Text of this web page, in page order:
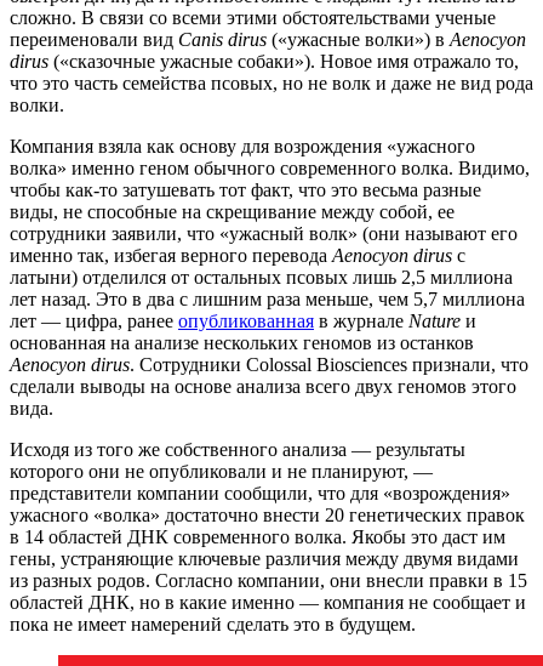
сложно. В связи со всеми этими обстоятельствами ученые
переименовали вид Canis dirus («ужасные волки») вAenocyon
dirus («сказочные ужасные собаки»). Новое имя отражало то,
что это часть семейства псовых, но не волк и даже не вид рода
волки.
Компания взяла как основу для возрождения «ужасного
волка» именно геном обычного современного волка. Видимо,
чтобы как-то затушевать тот факт, что это весьма разные
виды, не способные на скрещивание между собой, ее
сотрудники заявили, что «ужасный волк» (они называют его
именно так, избегая верного переводаAenocyon dirus с
латыни) отделился от остальных псовых лишь 2,5 миллиона
лет назад. Это в два с лишним раза меньше, чем 5,7 миллиона
лет — цифра, ранее опубликованная в журнале Nature и
основанная на анализе нескольких геномов из останков
Aenocyon dirus. Сотрудники Colossal Biosciences признали, что
сделали выводы на основе анализа всего двух геномов этого
вида.
Исходя из того же собственного анализа — результаты
которого они не опубликовали и не планируют, —
представители компании сообщили, что для «возрождения»
ужасного «волка» достаточно внести 20 генетических правок
в 14 областей ДНК современного волка. Якобы это даст им
гены, устраняющие ключевые различия между двумя видами
из разных родов. Согласно компании, они внесли правки в 15
областей ДНК, но в какие именно — компания не сообщает и
пока не имеет намерений сделать это в будущем.